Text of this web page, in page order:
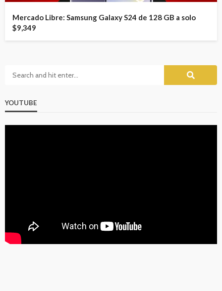
Mercado Libre: Samsung Galaxy S24 de 128 GB a solo
$9,349
YOUTUBE